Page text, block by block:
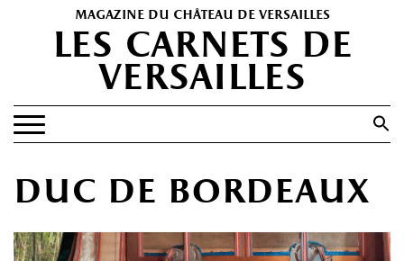
magazine du château de versailles
les carnets de
versailles
Search Button
PATRIMOINE
SPECTACLES
duc de bordeaux